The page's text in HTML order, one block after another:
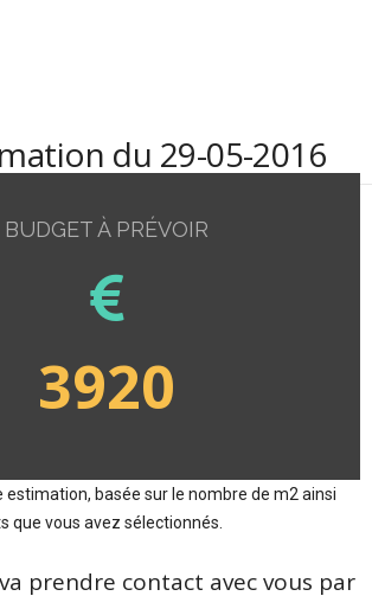
du 29-05-2016
BUDGET À PRÉVOIR
3920
estimation, basée sur le nombre de m2 ainsi
que vous avez sélectionnés.
prendre contact avec vous par